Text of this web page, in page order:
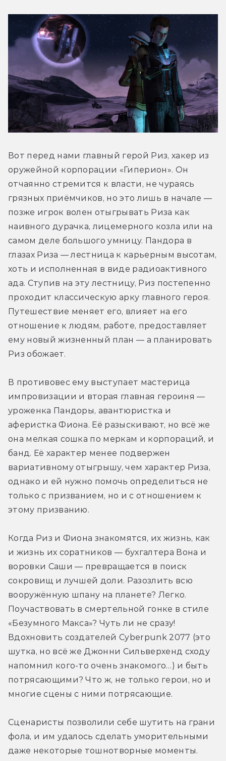
Вот перед нами главный герой Риз, хакер из
оружейной корпорации «Гиперион». Он
отчаянно стремится к власти, не чураясь
грязных приёмчиков, но это лишь в начале —
позже игрок волен отыгрывать Риза как
наивного дурачка, лицемерного козла или на
самом деле большого умницу. Пандора в
глазах Риза — лестница к карьерным высотам,
хоть и исполненная в виде радиоактивного
ада. Ступив на эту лестницу, Риз постепенно
проходит классическую арку главного героя.
Путешествие меняет его, влияет на его
отношение к людям, работе, предоставляет
ему новый жизненный план — а планировать
Риз обожает.
В противовес ему выступает мастерица
импровизации и вторая главная героиня —
уроженка Пандоры, авантюристка и
аферистка Фиона. Её разыскивают, но всё же
она мелкая сошка по меркам и корпораций, и
банд. Её характер менее подвержен
вариативному отыгрышу, чем характер Риза,
однако и ей нужно помочь определиться не
только с призванием, но и с отношением к
этому призванию.
Когда Риз и Фиона знакомятся, их жизнь, как
и жизнь их соратников — бухгалтера Вона и
воровки Саши — превращается в поиск
сокровищ и лучшей доли. Разозлить всю
вооружённую шпану на планете? Легко.
Поучаствовать в смертельной гонке в стиле
«Безумного Макса»? Чуть ли не сразу!
Вдохновить создателей Cyberpunk 2077 (это
шутка, но всё же Джонни Сильверхенд сходу
напомнил кого-то очень знакомого…) и быть
потрясающими? Что ж, не только герои, но и
многие сцены с ними потрясающие.
Сценаристы позволили себе шутить на грани
фола, и им удалось сделать уморительными
даже некоторые тошнотворные моменты.